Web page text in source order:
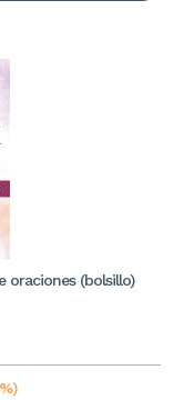
oraciones (bolsillo)